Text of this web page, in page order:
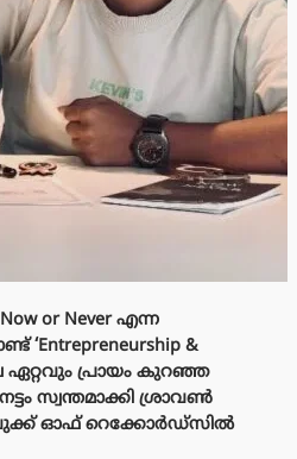
or Never എന്ന
&
ഏറ്റവും പ്രായം കുറഞ്ഞ
സ്വന്തമാക്കി ശ്രാവൺ
ഓഫ് റെക്കോർഡ്സിൽ